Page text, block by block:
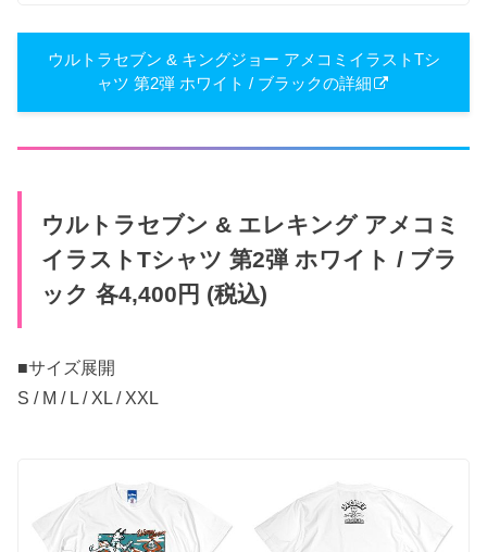
ウルトラセブン & キングジョー アメコミイラストTシ
ャツ 第2弾 ホワイト / ブラックの詳細
ウルトラセブン & エレキング アメコミ
イラストTシャツ 第2弾 ホワイト / ブラ
ック 各4,400円 (税込)
■サイズ展開
S / M / L / XL / XXL